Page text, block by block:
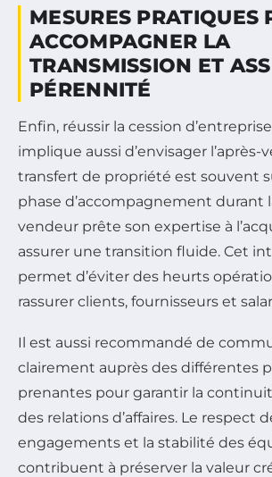
MESURES PRATIQUES
ACCOMPAGNER LA
TRANSMISSION ET
PÉRENNITÉ
Enfin, réussir la cession
implique aussi d’envisager l’après-
transfert de propriété est souvent
phase d’accompagnement durant
vendeur prête son expertise à
assurer une transition fluide. Cet
permet d’éviter des heurts
rassurer clients, fournisseurs et
Il est aussi recommandé de
clairement auprès des différentes
prenantes pour garantir la
des relations d’affaires. Le respect
engagements et la stabilité des
contribuent à préserver la valeur